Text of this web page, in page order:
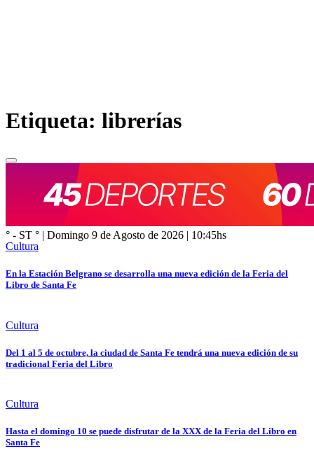
° - ST ° | Domingo 9 de Agosto de 2026 | 10:45hs
Etiqueta: librerías
“Equipate para el cole” es un kit escolar que sirve para facilitar la compra
de útiles y fortalecer el comercio local
Cultura
En la Estación Belgrano se desarrolla una nueva edición de la Feria del
Libro de Santa Fe
Cultura
Del 1 al 5 de octubre, la ciudad de Santa Fe tendrá una nueva edición de su
tradicional Feria del Libro
Cultura
Hasta el domingo 10 se puede disfrutar de la XXX de la Feria del Libro en
Santa Fe